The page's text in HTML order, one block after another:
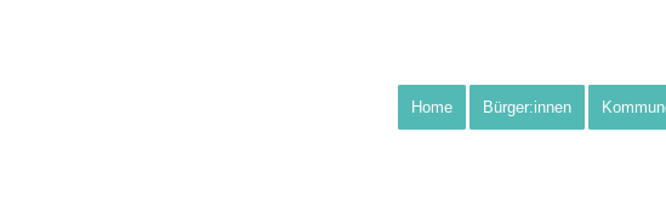
Home Bürger:innen